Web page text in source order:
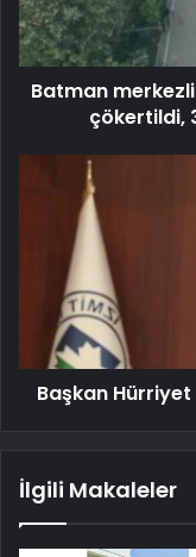
Batman
çökertildi,
Başkan Hürriyet
İlgili Makaleler